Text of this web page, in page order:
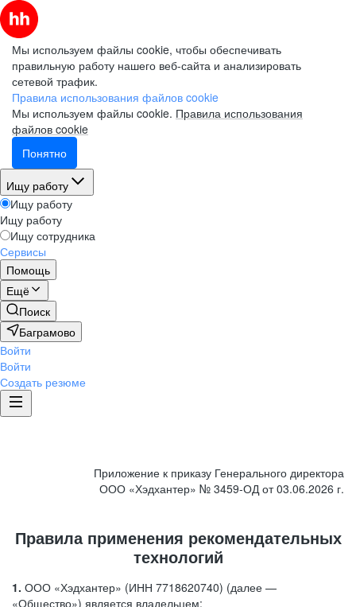
Мы используем файлы cookie, чтобы обеспечивать
правильную работу нашего веб-сайта и анализировать
сетевой трафик.
Правила использования файлов cookie
Мы используем файлы cookie. Правила использования
файлов cookie
Понятно
Ищу работу
Ищу работу
Ищу работу
Ищу сотрудника
Сервисы
Помощь
Ещё
Поиск
Баграмово
Войти
Войти
Создать резюме
Приложение к приказу Генерального директора
ООО «Хэдхантер» № 3459-ОД от 03.06.2026 г.
Правила применения рекомендательных
технологий
1. ООО «Хэдхантер» (ИНН 7718620740) (далее —
«Общество») является владельцем: